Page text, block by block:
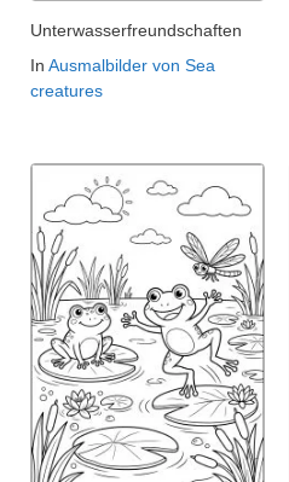
Unterwasserfreundschaften
In Ausmalbilder von Sea
creatures